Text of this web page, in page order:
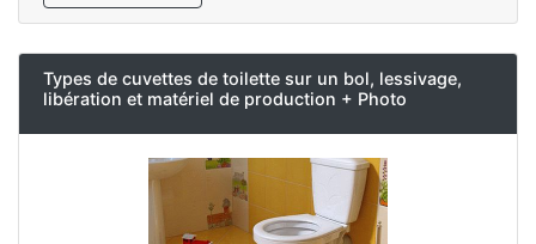
Types de cuvettes de toilette sur un bol, lessivage,
libération et matériel de production + Photo